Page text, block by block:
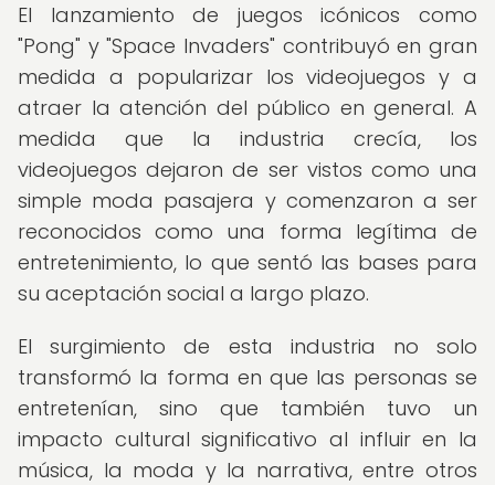
El lanzamiento de juegos icónicos como
"Pong" y "Space Invaders" contribuyó en gran
medida a popularizar los videojuegos y a
atraer la atención del público en general. A
medida que la industria crecía, los
videojuegos dejaron de ser vistos como una
simple moda pasajera y comenzaron a ser
reconocidos como una forma legítima de
entretenimiento, lo que sentó las bases para
su aceptación social a largo plazo.
El surgimiento de esta industria no solo
transformó la forma en que las personas se
entretenían, sino que también tuvo un
impacto cultural significativo al influir en la
música, la moda y la narrativa, entre otros